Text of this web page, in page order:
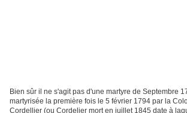
Bien sûr il ne s'agit pas d'une martyre de Septembre
martyrisée la première fois le 5 février 1794 par la
Cordellier (ou Cordelier mort en juillet 1845 date à